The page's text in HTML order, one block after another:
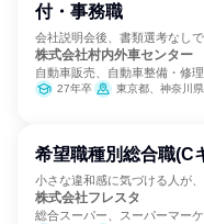
付・事務職
会社説明会後、書類選考なし
株式会社村内外車センター
自動車販売、自動車整備・修理
27年卒 東京都、神奈川県
希望職種別総合職(C
小さな違和感に気づける人が、
株式会社フレスタ
総合スーパー、スーパーマー